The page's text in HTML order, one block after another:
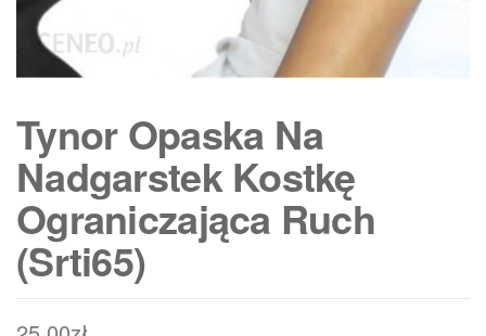
Tynor Opaska Na
Nadgarstek Kostkę
Ograniczająca Ruch
(Srti65)